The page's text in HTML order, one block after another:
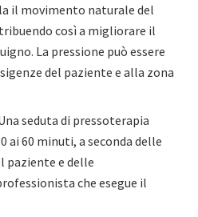
il movimento naturale del
così a migliorare il
La pressione può essere
del paziente e alla zona
seduta di pressoterapia
ai 60 minuti, a seconda delle
paziente e delle
che esegue il